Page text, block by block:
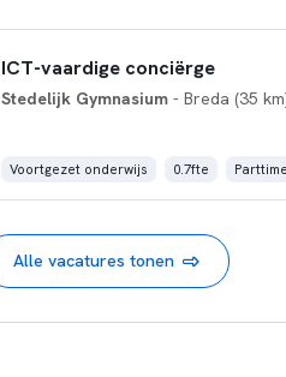
ICT-vaardige conciërge
Stedelijk Gymnasium- Breda (35
Voortgezet onderwijs 0.7fte Parttime
Alle vacatures tonen